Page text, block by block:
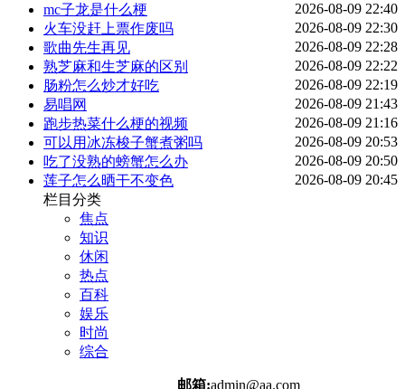
mc子龙是什么梗
2026-08-09 22:40
火车没赶上票作废吗
2026-08-09 22:30
歌曲先生再见
2026-08-09 22:28
熟芝麻和生芝麻的区别
2026-08-09 22:22
肠粉怎么炒才好吃
2026-08-09 22:19
易唱网
2026-08-09 21:43
跑步热菜什么梗的视频
2026-08-09 21:16
可以用冰冻梭子蟹煮粥吗
2026-08-09 20:53
吃了没熟的螃蟹怎么办
2026-08-09 20:50
莲子怎么晒干不变色
2026-08-09 20:45
栏目分类
焦点
知识
休闲
热点
百科
娱乐
时尚
综合
邮箱:admin@aa.com